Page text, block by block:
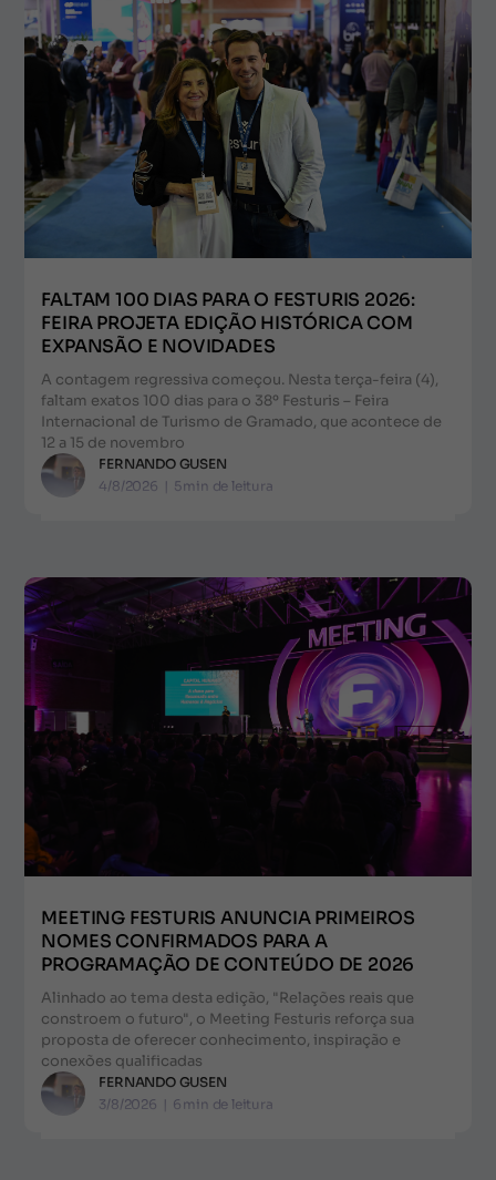
FALTAM 100 DIAS PARA O FESTURIS 2026:
FEIRA PROJETA EDIÇÃO HISTÓRICA COM
EXPANSÃO E NOVIDADES
A contagem regressiva começou. Nesta terça-feira (4),
faltam exatos 100 dias para o 38º Festuris – Feira
Internacional de Turismo de Gramado, que acontece de
12 a 15 de novembro
FERNANDO GUSEN
4/8/2026 | 5min de leitura
MEETING FESTURIS ANUNCIA PRIMEIROS
NOMES CONFIRMADOS PARA A
PROGRAMAÇÃO DE CONTEÚDO DE 2026
Alinhado ao tema desta edição, "Relações reais que
constroem o futuro", o Meeting Festuris reforça sua
proposta de oferecer conhecimento, inspiração e
conexões qualificadas
FERNANDO GUSEN
3/8/2026 | 6 min de leitura